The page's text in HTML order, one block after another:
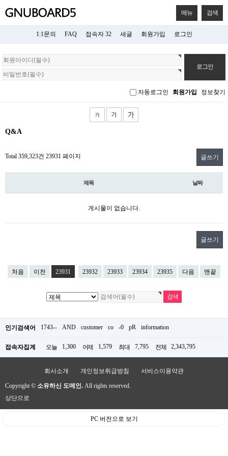
메뉴 검색
1:1문의 FAQ 접속자 32 새글 회원가입 로그인
회
원
로
자동로그인 회원가입 정보찾기
Q&A
Total 359,323건 23931 페이지 글쓰기
제목 날짜
게시물이 없습니다.
글쓰기
처음 이전 23931 23932 23933 23934 23935 다음 맨끝
인기검색어 1743-- AND customer co -0 pR information
접속자집계 오늘 1,300 어제 1,579 최대 7,795 전체 2,343,795
회사소개 개인정보취급방침 서비스이용약관
Copyright © 소유하신 도메인. All rights reserved.
상단으로
PC 버전으로 보기